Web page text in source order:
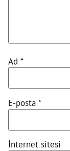
Ad *
E-posta *
İnternet sitesi